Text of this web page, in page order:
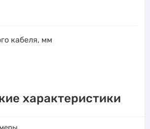
кабеля, мм
характеристики